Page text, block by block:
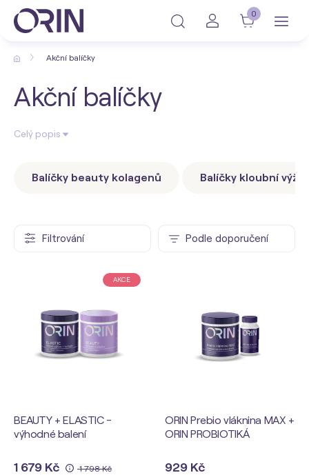
0
Akční balíčky
Akční balíčky
Celý popis
Balíčky beauty kolagenů Balíčky kloubní
Filtrování Podle doporučení
AKCE
BEAUTY + ELASTIC -
výhodné balení
1 679 Kč 1 798 Kč
ORIN Prebio vláknina MAX +
ORIN PROBIOTIKÁ
929 Kč